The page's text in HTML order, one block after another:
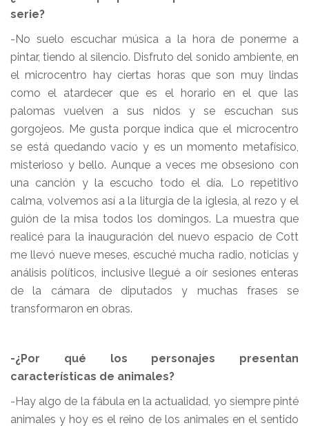
serie?
-No suelo escuchar música a la hora de ponerme a
pintar, tiendo al silencio. Disfruto del sonido ambiente, en
el microcentro hay ciertas horas que son muy lindas
como el atardecer que es el horario en el que las
palomas vuelven a sus nidos y se escuchan sus
gorgojeos. Me gusta porque indica que el microcentro
se está quedando vacío y es un momento metafísico,
misterioso y bello. Aunque a veces me obsesiono con
una canción y la escucho todo el día. Lo repetitivo
calma, volvemos así a la liturgia de la iglesia, al rezo y el
guión de la misa todos los domingos. La muestra que
realicé para la inauguración del nuevo espacio de Cott
me llevó nueve meses, escuché mucha radio, noticias y
análisis políticos, inclusive llegué a oír sesiones enteras
de la cámara de diputados y muchas frases se
transformaron en obras.
-¿Por qué los personajes presentan
características de animales?
-Hay algo de la fábula en la actualidad, yo siempre pinté
animales y hoy es el reino de los animales en el sentido